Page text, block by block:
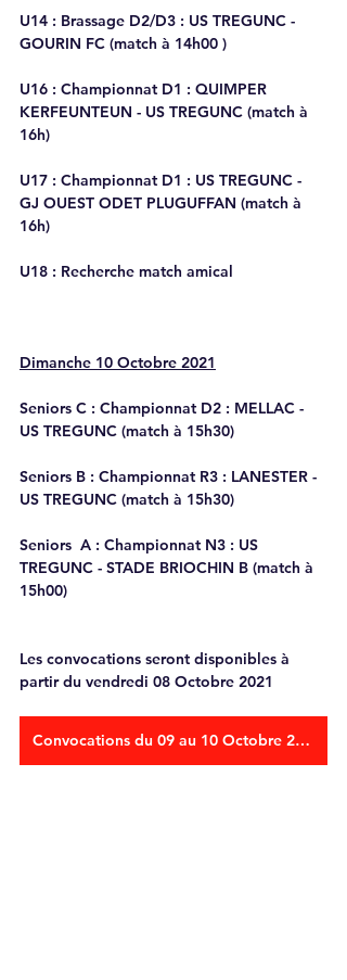
U14 : Brassage D2/D3 : US TREGUNC -
GOURIN FC (match à 14h00 )
U16 : Championnat D1 : QUIMPER
KERFEUNTEUN - US TREGUNC (match à
16h)
U17 : Championnat D1 : US TREGUNC -
GJ OUEST ODET PLUGUFFAN (match à
16h)
U18 : Recherche match amical
Dimanche 10 Octobre 2021
Seniors C : Championnat D2 : MELLAC -
US TREGUNC (match à 15h30)
Seniors B : Championnat R3 : LANESTER -
US TREGUNC (match à 15h30)
Seniors  A : Championnat N3 : US
TREGUNC - STADE BRIOCHIN B (match à
15h00)
Les convocations seront disponibles à
partir du vendredi 08 Octobre 2021
Convocations du 09 au 10 Octobre 2021